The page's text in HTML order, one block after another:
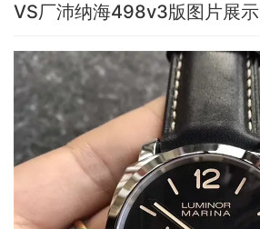
VS厂沛纳海498v3版图片展示